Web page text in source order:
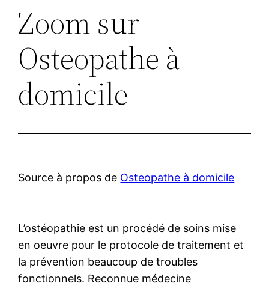
Zoom sur
Osteopathe à
domicile
Source à propos de Osteopathe à domicile
L’ostéopathie est un procédé de soins mise
en oeuvre pour le protocole de traitement et
la prévention beaucoup de troubles
fonctionnels. Reconnue médecine